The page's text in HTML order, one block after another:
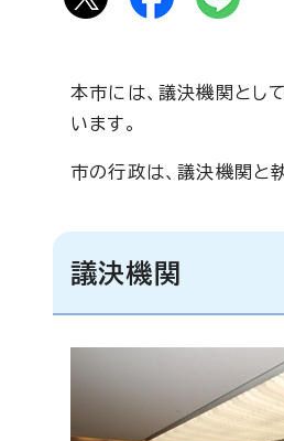
本市には、議決機関とし
います。
市の行政は、議決機関と
議決機関